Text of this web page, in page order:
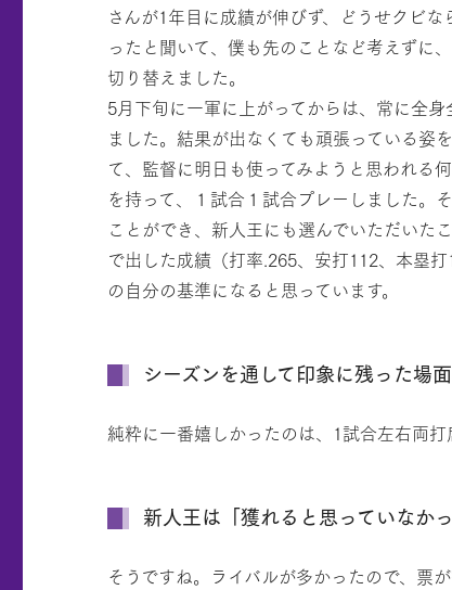
さんが1年目に成績が伸びず、どうせクビ
ったと聞いて、僕も先のことなど考えずに
切り替えました。
5月下旬に一軍に上がってからは、常に全
ました。結果が出なくても頑張っている姿
て、監督に明日も使ってみようと思われる
を持って、１試合１試合プレーしました。
ことができ、新人王にも選んでいただいた
で出した成績（打率.265、安打112、本塁
の自分の基準になると思っています。
シーズンを通して印象に残った場
純粋に一番嬉しかったのは、1試合左右両
新人王は「獲れると思っていなか
そうですね。ライバルが多かったので、票